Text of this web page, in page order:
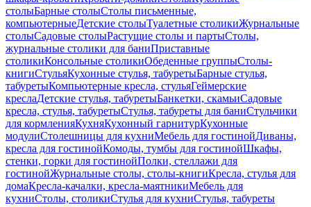
столыБарные столыСтолы письменные,
компьютерныеДетские столыТуалетные столикиЖурнальные
столыСадовые столыРастущие столы и партыСтолы,
журнальные столики для баниПриставные
столикиКонсольные столикиОбеденные группыСтолы-
книгиСтульяКухонные стулья, табуретыБарные стулья,
табуретыКомпьютерные кресла, стульяГеймерские
креслаДетские стулья, табуретыБанкетки, скамьиСадовые
кресла, стулья, табуретыСтулья, табуреты для баниСтульчики
для кормленияКухняКухонный гарнитурКухонные
модулиСтолешницы для кухниМебель для гостинойДиваны,
кресла для гостинойКомоды, тумбы для гостинойШкафы,
стенки, горки для гостинойПолки, стеллажи для
гостинойЖурнальные столы, столы-книгиКресла, стулья для
домаКресла-качалки, кресла-маятникиМебель для
кухниСтолы, столикиСтулья для кухниСтулья, табуреты